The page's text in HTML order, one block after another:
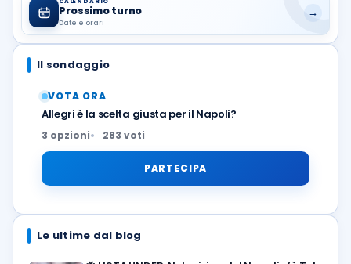
Prossimo turno
Date e orari
→
Il sondaggio
VOTA ORA
Allegri è la scelta giusta per il Napoli?
3 opzioni 283 voti
PARTECIPA
Le ultime dal blog